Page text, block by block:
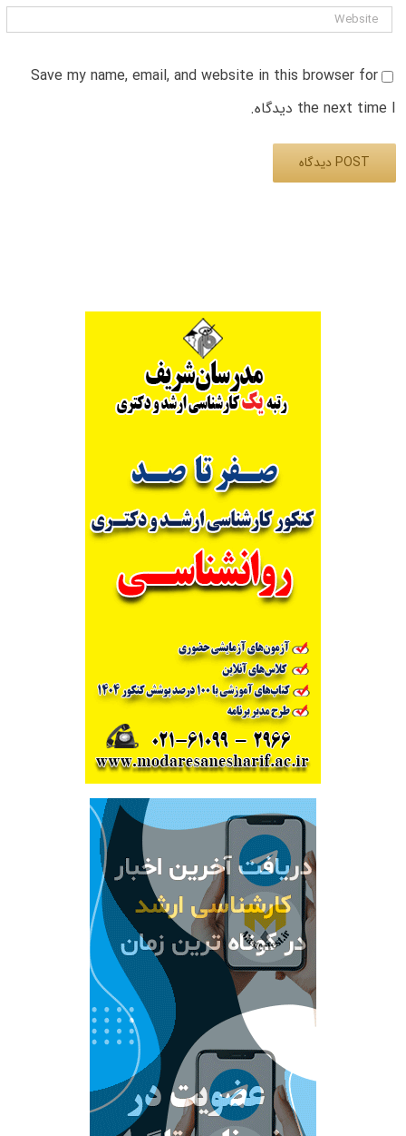
Save my name, email, and website in this browser for
the next time I دیدگاه.